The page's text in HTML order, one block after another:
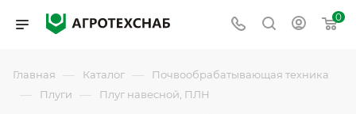
0
Главная — Каталог — Почвообрабатывающая техника
— Плуги — Плуг навесной, ПЛН